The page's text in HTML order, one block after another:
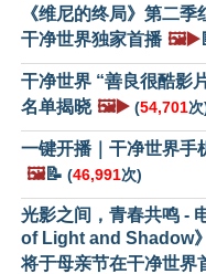
《维尼的终局》第二季
干净世界独家首播 🖼️▶️
干净世界 “善良很酷影
名单揭晓 🖼️▶️ (54,701次
一键开播｜干净世界手
🖼️📝 (46,991次)
光影之间，青春共鸣 -
of Light and Shadow
将于母亲节在干净世界